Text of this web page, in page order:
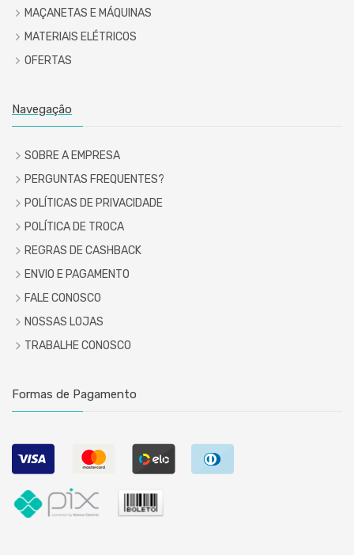
MAÇANETAS E MÁQUINAS
MATERIAIS ELÉTRICOS
OFERTAS
Navegação
SOBRE A EMPRESA
PERGUNTAS FREQUENTES?
POLÍTICAS DE PRIVACIDADE
POLÍTICA DE TROCA
REGRAS DE CASHBACK
ENVIO E PAGAMENTO
FALE CONOSCO
NOSSAS LOJAS
TRABALHE CONOSCO
Formas de Pagamento